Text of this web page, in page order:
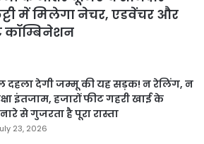
में मिलेगा नेचर, एडवेंचर और
दहला देगी जम्मू की यह सड़क! न रेलिंग, न
इंतजाम, हजारों फीट गहरी खाई के
से गुजरता है पूरा रास्ता
23, 2026